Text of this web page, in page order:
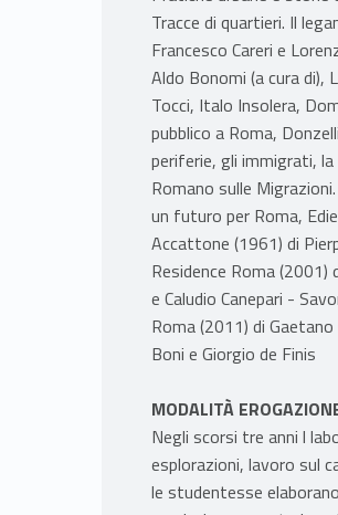
Tracce di quartieri. Il
Francesco Careri e
Aldo Bonomi (a cura
Tocci, Italo Insolera,
pubblico a Roma,
periferie, gli immigrati,
Romano sulle
un futuro per Roma,
Accattone (1961) di
Residence Roma (2001)
e Caludio Canepari -
Roma (2011) di
Boni e Giorgio de Finis
MODALITÀ
Negli scorsi tre anni l
esplorazioni, lavoro sul
le studentesse